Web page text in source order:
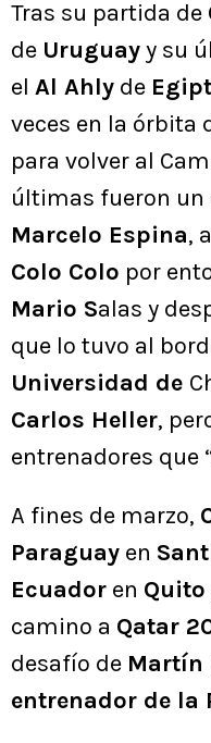
Tras su partida de
de Uruguayy su
el Al Ahly de
veces en la órbita
para volver al
últimas fueron un
Marcelo Espina,
Colo Colo por
Mario Salas y
que lo tuvo al
Universidad de
Carlos Heller,
entrenadores que
A fines de marzo,
Paraguay en
Ecuador en Quito
camino a Qatar
desafío de Martín
entrenador de la